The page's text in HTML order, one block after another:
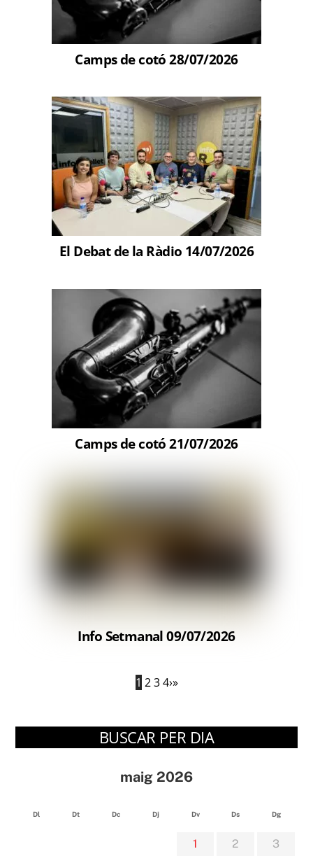
Camps de cotó 28/07/2026
El Debat de la Ràdio 14/07/2026
Camps de cotó 21/07/2026
Info Setmanal 09/07/2026
1 2 3 4›»
BUSCAR PER DIA
maig 2026
Dl Dt Dc Dj Dv Ds Dg
1 2 3